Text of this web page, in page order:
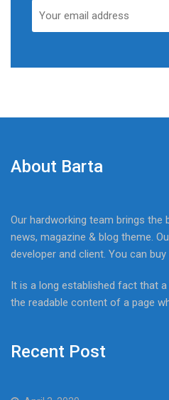
About Barta
Our hardworking team brings
news, magazine & blog theme.
developer and client. You can
It is a long established fact that
the readable content of a page
Recent Post